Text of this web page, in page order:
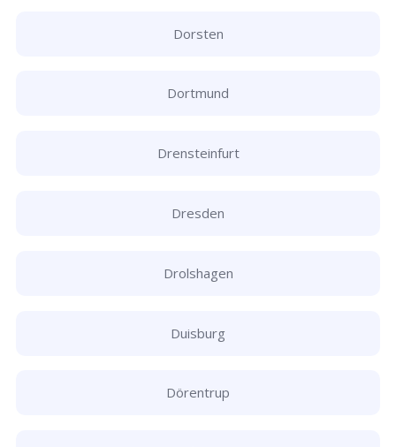
Dorsten
Dortmund
Drensteinfurt
Dresden
Drolshagen
Duisburg
Dörentrup